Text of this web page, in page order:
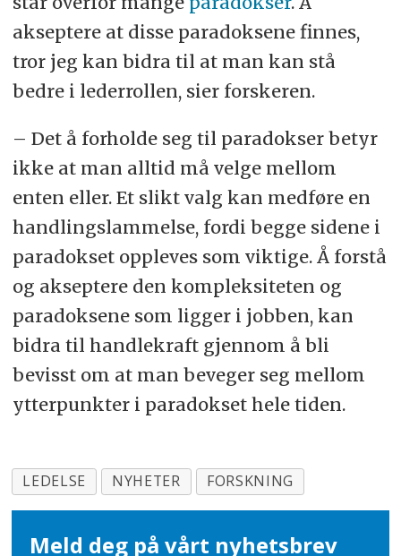
akseptere at disse paradoksene finnes,
tror jeg kan bidra til at man kan stå
bedre i lederrollen, sier forskeren.
– Det å forholde seg til paradokser betyr
ikke at man alltid må velge mellom
enten eller. Et slikt valg kan medføre en
handlingslammelse, fordi begge sidene i
paradokset oppleves som viktige. Å forstå
og akseptere den kompleksiteten og
paradoksene som ligger i jobben, kan
bidra til handlekraft gjennom å bli
bevisst om at man beveger seg mellom
ytterpunkter i paradokset hele tiden.
LEDELSE NYHETER FORSKNING
Meld deg på vårt nyhetsbrev